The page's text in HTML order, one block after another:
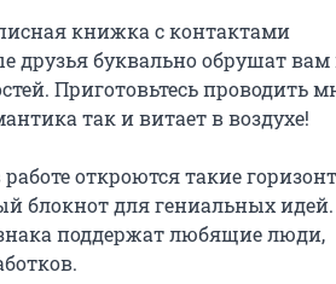
книжка с контактами
друзья буквально обрушат вам
Приготовьтесь проводить
так и витает в воздухе!
откроются такие
блокнот для гениальных
поддержат любящие люди,